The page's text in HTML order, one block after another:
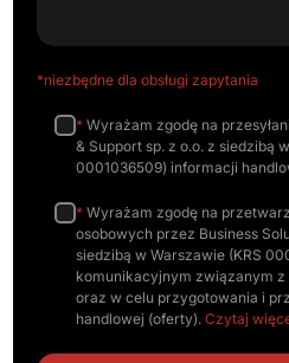
*niezbędne dla obsługi zapytania
* Wyrażam zgodę na
& Support sp. z o.o. z siedzibą
0001036509) informacji
* Wyrażam zgodę na
osobowych przez Business
siedzibą w Warszawie (KRS
komunikacyjnym związanym z
oraz w celu przygotowania i
handlowej (oferty).Czytaj